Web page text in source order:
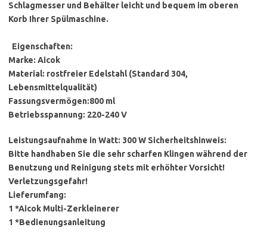
Schlagmesser und Behälter leicht und bequem im oberen
Korb Ihrer Spülmaschine.
Eigenschaften:
Marke: Aicok
Material: rostfreier Edelstahl (Standard 304,
Lebensmittelqualität)
Fassungsvermögen:800 ml
Betriebsspannung: 220-240 V
Leistungsaufnahme in Watt: 300 W Sicherheitshinweis:
Bitte handhaben Sie die sehr scharfen Klingen während der
Benutzung und Reinigung stets mit erhöhter Vorsicht!
Verletzungsgefahr!
Lieferumfang:
1 *Aicok Multi-Zerkleinerer
1 *Bedienungsanleitung